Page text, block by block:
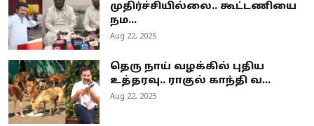
முதிர்ச்சியில்லை.. கூட்டணியை
நம...
Aug 22, 2025
தெரு நாய் வழக்கில் புதிய
உத்தரவு.. ராகுல் காந்தி வ...
Aug 22, 2025